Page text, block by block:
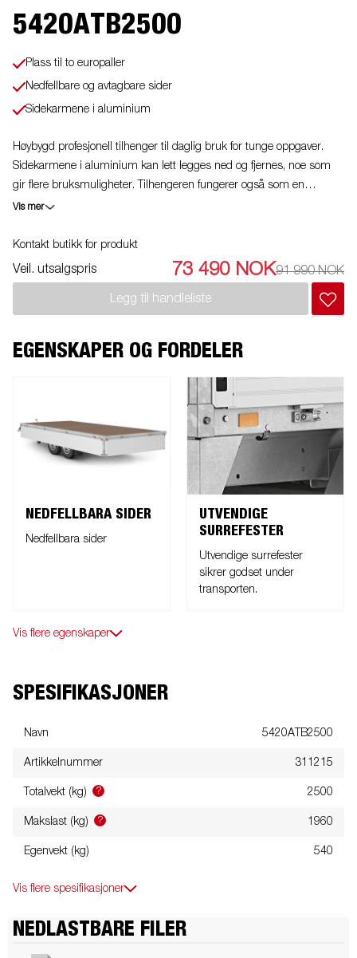
5420ATB2500
Plass til to europaller
Nedfellbare og avtagbare sider
Sidekarmene i aluminium
Høybygd profesjonell tilhenger til daglig bruk for tunge oppgaver.
Sidekarmene i aluminium kan lett legges ned og fjernes, noe som
gir flere bruksmuligheter. Tilhengeren fungerer også som en
plattform-tilhenger. Kraftige surrefester på tilhengeren gjør det svært
kun til illustrative hensikter, og kan vise valgfritt utstyr. Frakt,
registrering og miljøavgift kan tilkomme.
Vis mer
Kontakt butikk for produkt
Veil. utsalgspris 91 990 NOK
73 490 NOK
Legg til handleliste
EGENSKAPER OG FORDELER
NEDFELLBARA SIDER
Nedfellbara sider
UTVENDIGE
SURREFESTER
Utvendige surrefester
sikrer godset under
transporten.
Vis flere egenskaper
SPESIFIKASJONER
Navn 5420ATB2500
Artikkelnummer 311215
Totalvekt (kg) ? 2500
Makslast (kg) ? 1960
Egenvekt (kg) 540
Vis flere spesifikasjoner
NEDLASTBARE FILER